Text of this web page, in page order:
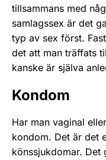
tillsam­mans med
samlagssex är det
typ av sex först.
det att man träffats
kanske är själva
Kondom
Har man vaginal­
kondom. Det är det
könssjukdomar. Det